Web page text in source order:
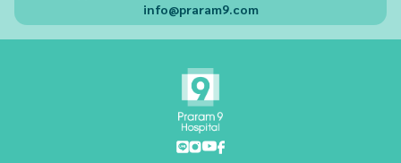
info@praram9.com